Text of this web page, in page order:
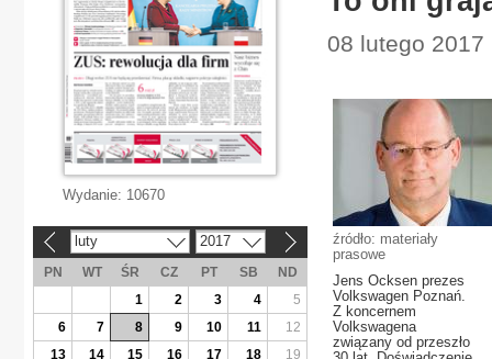
08 lutego 2017
źródło: materiały
prasowe
Jens Ocksen prezes
Volkswagen Poznań.
Z koncernem
Volkswagena
związany od przeszło
Wydanie: 10670
luty 2017
PN WT ŚR CZ PT SB
ND
1
2 3 4
5
6
7 8 9 10 11
12
13
14 15 16 17 18
19